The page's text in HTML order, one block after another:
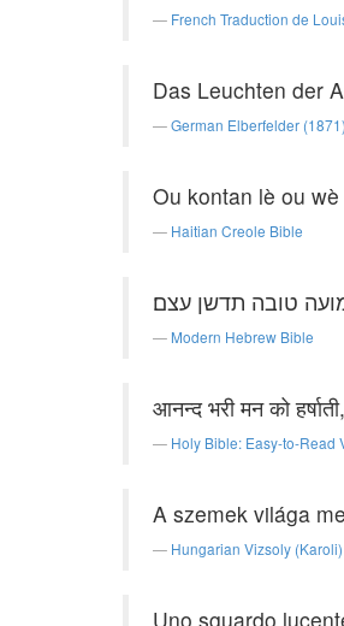
French Traduction de
Das Leuchten der
German Elberfelder
Ou kontan lè ou
Haitian Creole Bible
טובה תדשן עצם׃
Modern Hebrew Bible
आनन्द भरी मन को
Holy Bible: Easy-to-Read
A szemek világa
Hungarian Vizsoly
Uno sguardo